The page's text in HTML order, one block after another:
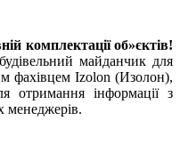
комплектації об»єктів!
майданчик для
фахівцем Izolon (Изолон),
отримання інформації з
менеджерів.